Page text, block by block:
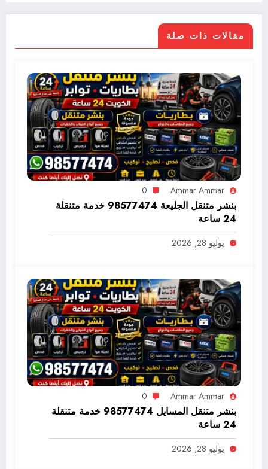
مقالات ذات صلة
Ammar Ammar
0
بنشر متنقل الجليعة 98577474 خدمة متنقلة
24 ساعة
يوليو 28, 2026
Ammar Ammar
0
بنشر متنقل المسايل 98577474 خدمة متنقلة
24 ساعة
يوليو 28, 2026